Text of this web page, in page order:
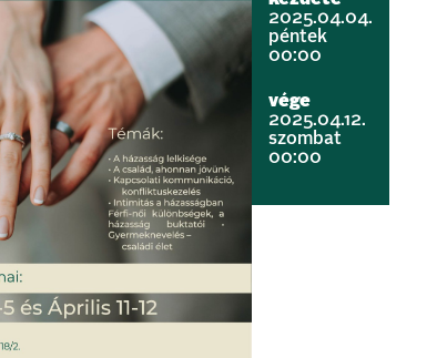
2025.04.04.
péntek
00:00
vége
2025.04.12.
szombat
00:00